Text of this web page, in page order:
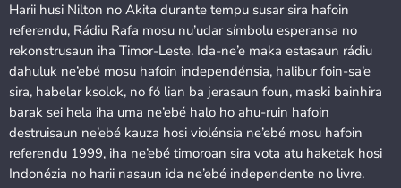
Harii husi Nilton no Akita durante tempu susar sira hafoin
referendu, Rádiu Rafa mosu nu’udar símbolu esperansa no
rekonstrusaun iha Timor-Leste. Ida-ne’e maka estasaun rádiu
dahuluk ne’ebé mosu hafoin independénsia, halibur foin-sa’e
sira, habelar ksolok, no fó lian ba jerasaun foun, maski bainhira
barak sei hela iha uma ne’ebé halo ho ahu-ruin hafoin
destruisaun ne’ebé kauza hosi violénsia ne’ebé mosu hafoin
referendu 1999, iha ne’ebé timoroan sira vota atu haketak hosi
Indonézia no harii nasaun ida ne’ebé independente no livre.